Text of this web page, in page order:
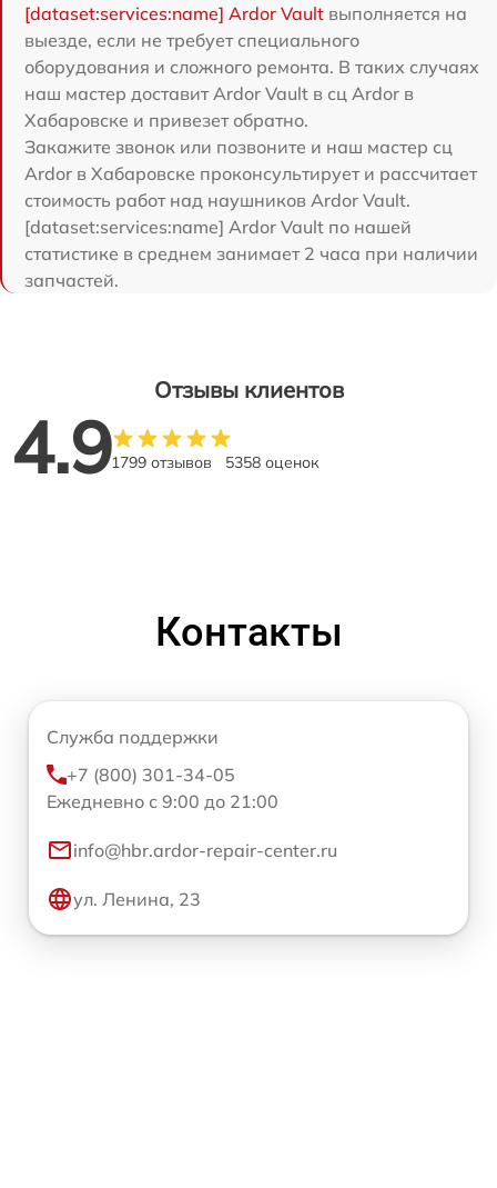
[dataset:services:name] Ardor Vault выполняется на
выезде, если не требует специального
оборудования и сложного ремонта. В таких случаях
наш мастер доставит Ardor Vault в сц Ardor в
Хабаровске и привезет обратно.
Закажите звонок или позвоните и наш мастер сц
Ardor в Хабаровске проконсультирует и рассчитает
стоимость работ над наушников Ardor Vault.
[dataset:services:name] Ardor Vault по нашей
статистике в среднем занимает 2 часа при наличии
запчастей.
Отзывы клиентов
4.91799 отзывов 5358 оценок
Контакты
Служба поддержки
+7 (800) 301-34-05
Ежедневно с 9:00 до 21:00
info@hbr.ardor-repair-center.ru
ул. Ленина, 23